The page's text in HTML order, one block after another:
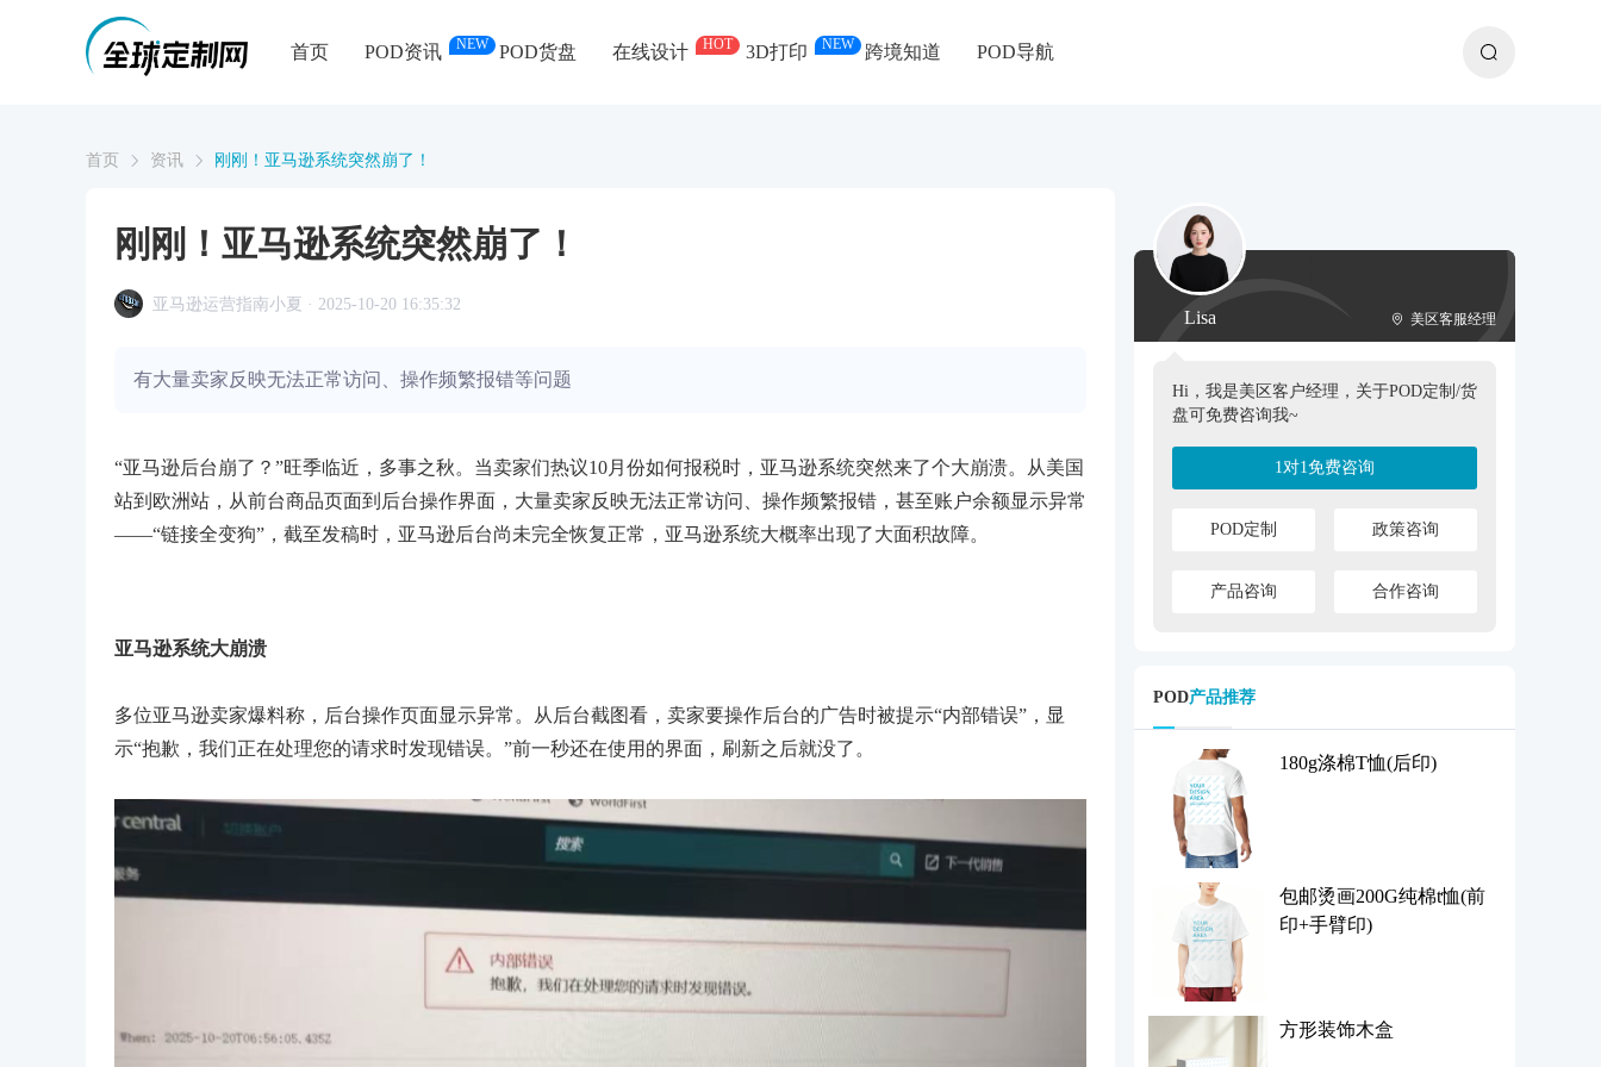
首页 POD资讯 NEW POD货盘 在线设计 HOT 3D打印 NEW 跨境知道 POD导航
首页 资讯 刚刚！亚马逊系统突然崩了！
刚刚！亚马逊系统突然崩了！
亚马逊运营指南小夏 · 2025-10-20 16:35:32
有大量卖家反映无法正常访问、操作频繁报错等问题
“亚马逊后台崩了？”旺季临近，多事之秋。当卖家们热议10月份如何报税时，亚马逊系统突然来了个大崩溃。从美国
站到欧洲站，从前台商品页面到后台操作界面，大量卖家反映无法正常访问、操作频繁报错，甚至账户余额显示异常
——“链接全变狗”，截至发稿时，亚马逊后台尚未完全恢复正常，亚马逊系统大概率出现了大面积故障。
亚马逊系统大崩溃
多位亚马逊卖家爆料称，后台操作页面显示异常。从后台截图看，卖家要操作后台的广告时被提示“内部错误”，显
示“抱歉，我们正在处理您的请求时发现错误。”前一秒还在使用的界面，刷新之后就没了。
Lisa 美区客服经理
Hi，我是美区客户经理，关于POD定制/货
盘可免费咨询我~
1对1免费咨询
POD定制 政策咨询
产品咨询 合作咨询
POD产品推荐
180g涤棉T恤(后印)
包邮烫画200G纯棉t恤(前
印+手臂印)
方形装饰木盒